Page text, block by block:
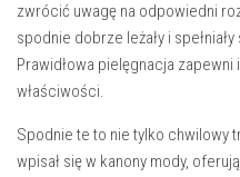
zwrócić uwagę na odpowiedni
spodnie dobrze leżały i
Prawidłowa pielęgnacja zapewni
właściwości.
Spodnie te to nie tylko chwilowy
wpisał się w kanony mody,